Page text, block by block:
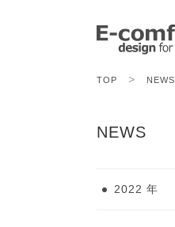
TOP > NEWS
NEWS
2022 年